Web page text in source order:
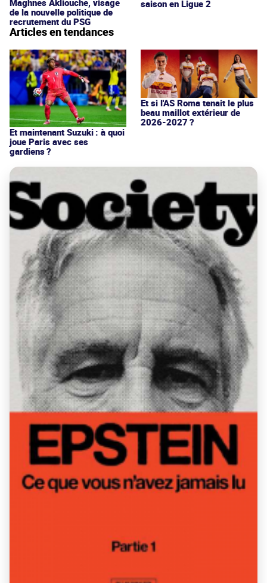
de la nouvelle politique de
recrutement du PSG
saison en Ligue 2
Articles en tendances
Et maintenant Suzuki : à quoi
joue Paris avec ses
gardiens ?
Et si l'AS Roma tenait le plus
beau maillot extérieur de
2026-2027 ?